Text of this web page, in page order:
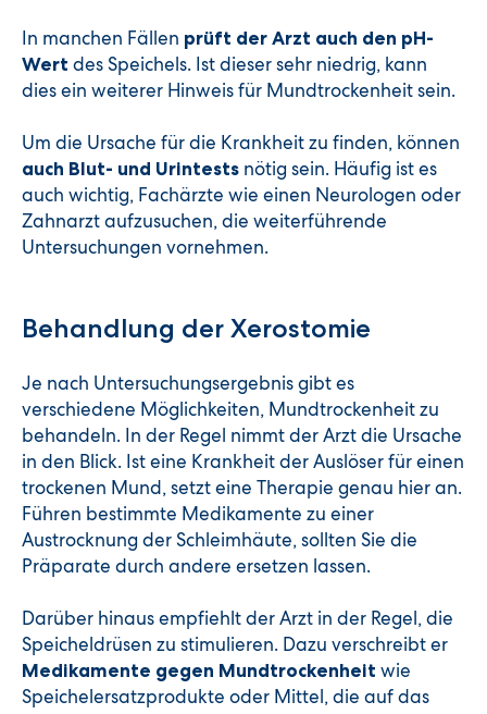
In manchen Fällen prüft der Arzt auch den pH-
Wert des Speichels. Ist dieser sehr niedrig, kann
dies ein weiterer Hinweis für Mundtrockenheit sein.
Um die Ursache für die Krankheit zu finden, können
auch Blut- und Urintests nötig sein. Häufig ist es
auch wichtig, Fachärzte wie einen Neurologen oder
Zahnarzt aufzusuchen, die weiterführende
Untersuchungen vornehmen.
Behandlung der Xerostomie
Je nach Untersuchungsergebnis gibt es
verschiedene Möglichkeiten, Mundtrockenheit zu
behandeln. In der Regel nimmt der Arzt die Ursache
in den Blick. Ist eine Krankheit der Auslöser für einen
trockenen Mund, setzt eine Therapie genau hier an.
Führen bestimmte Medikamente zu einer
Austrocknung der Schleimhäute, sollten Sie die
Präparate durch andere ersetzen lassen.
Darüber hinaus empfiehlt der Arzt in der Regel, die
Speicheldrüsen zu stimulieren. Dazu verschreibt er
Medikamente gegen Mundtrockenheit wie
Speichelersatzprodukte oder Mittel, die auf das